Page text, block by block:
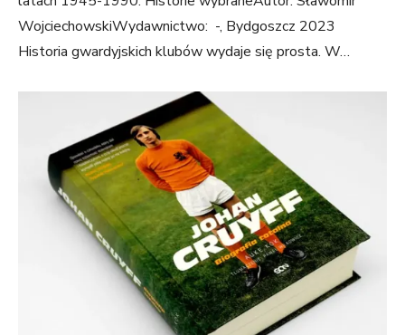
WojciechowskiWydawnictwo: -, Bydgoszcz 2023
Historia gwardyjskich klubów wydaje się prosta. W…